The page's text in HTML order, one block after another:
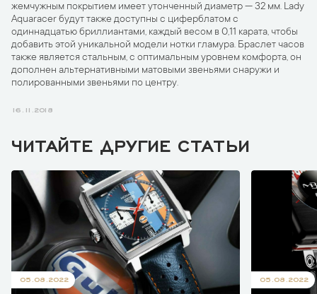
жемчужным покрытием имеет утонченный диаметр — 32 мм. Lady
Aquaracer будут также доступны с циферблатом с
одиннадцатью бриллиантами, каждый весом в 0,11 карата, чтобы
добавить этой уникальной модели нотки гламура. Браслет часов
также является стальным, с оптимальным уровнем комфорта, он
дополнен альтернативными матовыми звеньями снаружи и
полированными звеньями по центру.
16.11.2018
ЧИТАЙТЕ ДРУГИЕ СТАТЬИ
05.08.2022 05.08.2022